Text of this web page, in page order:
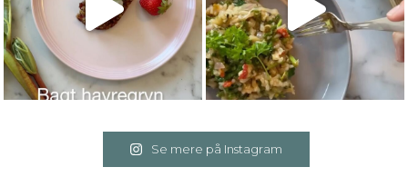
Se mere på Instagram